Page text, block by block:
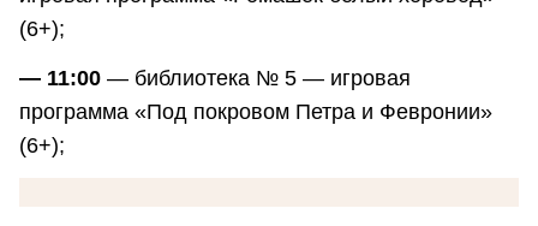
(6+);
— 11:00 — библиотека № 5 — игровая
программа «Под покровом Петра и Февронии»
(6+);